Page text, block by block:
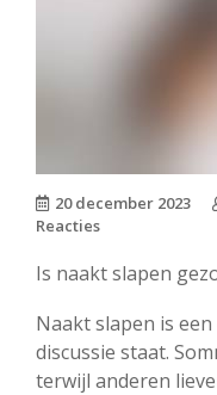
20 december 2023
Reacties
Is naakt slapen
Naakt slapen is
discussie staat.
terwijl anderen